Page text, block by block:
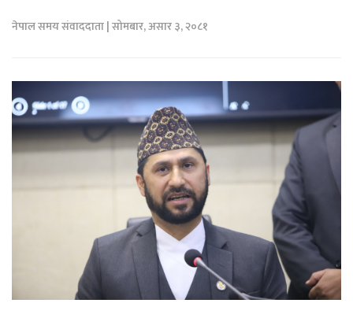
नेपाल समय संवाददाता | सोमबार, असार ३, २०८१